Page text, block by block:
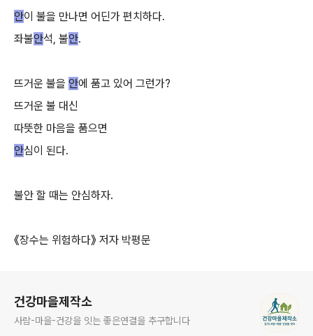
안이 불을 만나면 어딘가 편치하다.
좌불안석, 불안.
뜨거운 불을 안에 품고 있어 그런가?
뜨거운 불 대신
따뜻한 마음을 품으면
안심이 된다.
불안 할 때는 안심하자.
《장수는 위험하다》 저자 박평문
건강마을제작소
사람-마을-건강을 잇는 좋은연결을 추구합니다